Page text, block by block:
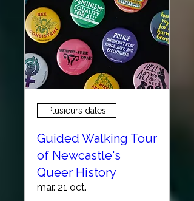
Plusieurs dates
Guided Walking Tour
of Newcastle's
Queer History
mar. 21 oct.